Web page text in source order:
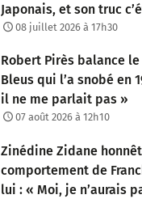
Japonais, et son truc
08 juillet 2026 à 17h30
Robert Pirès balance
Bleus qui l’a snobé en
il ne me parlait pas »
07 août 2026 à 12h10
Zinédine Zidane
comportement de
lui : « Moi, je n’aurais